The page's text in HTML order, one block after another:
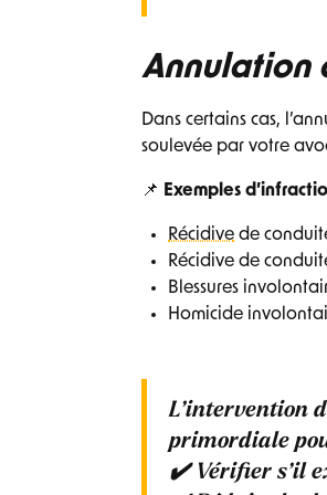
Annulation
Dans certains cas,
soulevée par votre
📌 Exemples
Récidive de
Récidive de
Blessures
Homicide
L’intervention
primordiale
✔️ Vérifier s’il